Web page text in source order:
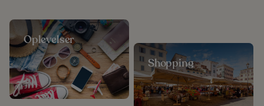
Oplevelser
Shopping